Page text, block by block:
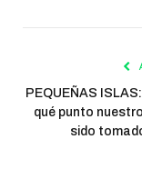
PEQUEÑAS
qué punto
sido